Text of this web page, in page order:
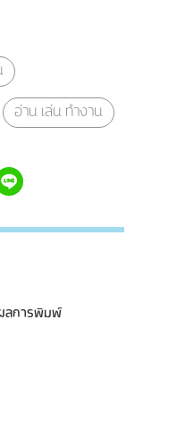
อ่าน เล่น ทำงาน
ลการพิมพ์